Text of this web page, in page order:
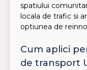
spatiului
locala de trafic si
optiunea de
Cum aplici
de transport